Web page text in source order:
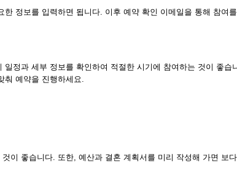
정보를 입력하면 됩니다. 이후 예약 확인 이메일을 통해 참여
정과 세부 정보를 확인하여 적절한 시기에 참여하는 것이 좋습
춰 예약을 진행하세요.
이 좋습니다. 또한, 예산과 결혼 계획서를 미리 작성해 가면 보